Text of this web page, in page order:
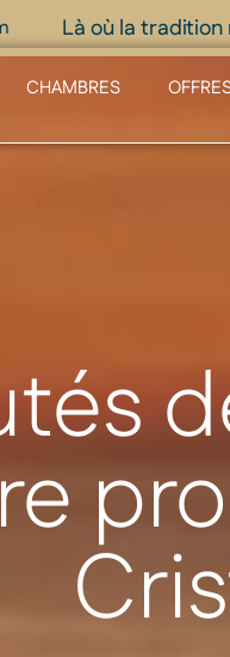
Là où la
CHAMBRES